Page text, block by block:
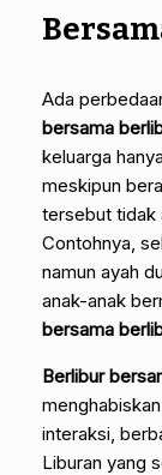
Ada
bersama
keluarga
meskipun
tersebut tidak
Contohnya,
namun ayah
anak-anak
bersama
Berlibur
interaksi,
Liburan yang